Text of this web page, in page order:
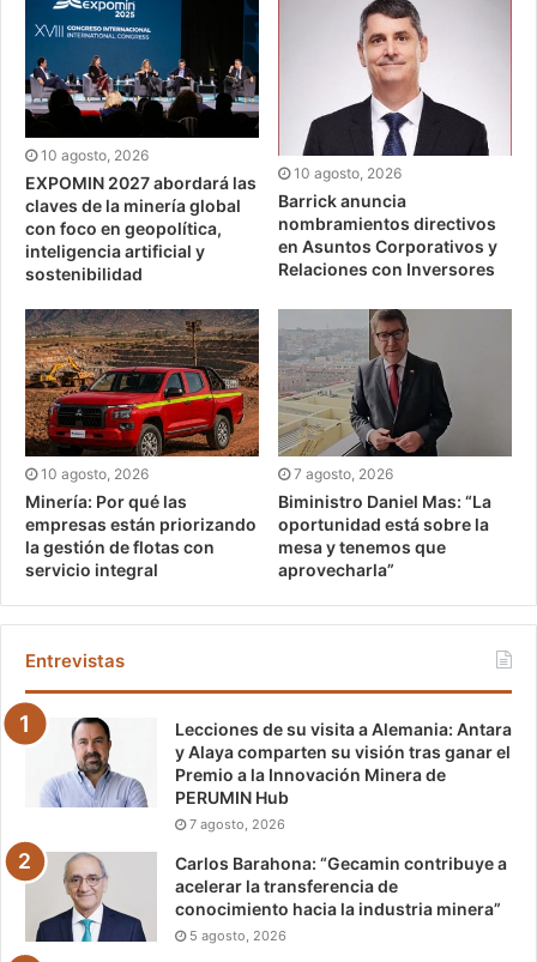
10 agosto, 2026
EXPOMIN 2027 abordará las
claves de la minería global
con foco en geopolítica,
inteligencia artificial y
sostenibilidad
10 agosto, 2026
Barrick anuncia
nombramientos directivos
en Asuntos Corporativos y
Relaciones con Inversores
10 agosto, 2026
Minería: Por qué las
empresas están priorizando
la gestión de flotas con
servicio integral
7 agosto, 2026
Biministro Daniel Mas: “La
oportunidad está sobre la
mesa y tenemos que
aprovecharla”
Entrevistas
Lecciones de su visita a Alemania: Antara
y Alaya comparten su visión tras ganar el
Premio a la Innovación Minera de
PERUMIN Hub
7 agosto, 2026
Carlos Barahona: “Gecamin contribuye a
acelerar la transferencia de
conocimiento hacia la industria minera”
5 agosto, 2026